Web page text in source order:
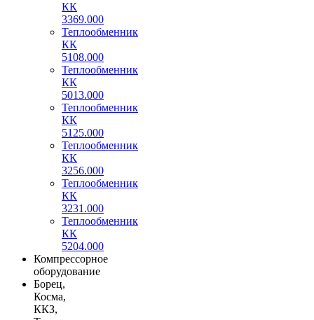
КК
3369.000
Теплообменник
КК
5108.000
Теплообменник
КК
5013.000
Теплообменник
КК
5125.000
Теплообменник
КК
3256.000
Теплообменник
КК
3231.000
Теплообменник
КК
5204.000
Компрессорное
оборудование
Борец,
Косма,
ККЗ,